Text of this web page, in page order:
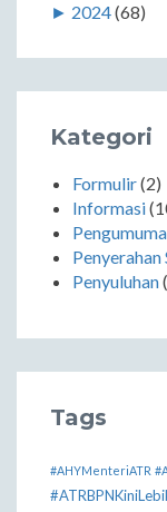
► 2024(68)
Kategori
Formulir(2)
Informasi
Penyuluhan
Tags
#AHYMenteriATR